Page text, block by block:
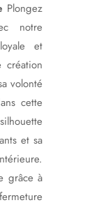
Plongez
notre
et
création
volonté
cette
et sa
grâce à